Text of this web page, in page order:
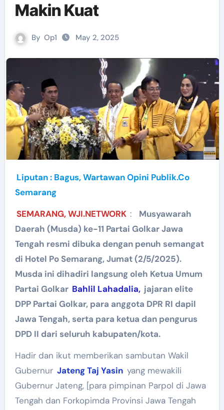
Makin Kuat
By Op1 May 2, 2025
Liputan : Bagus, Wartawan Opini Publik.Co
Semarang
SEMARANG, WJI.NETWORK : Musyawarah
Daerah (Musda) ke-11 Partai Golkar Jawa
Tengah resmi dibuka dengan penuh semangat
di Hotel Po Semarang, Jumat (2/5/2025).
Musda ini dihadiri langsung oleh Ketua Umum
Partai Golkar Bahlil Lahadalia, jajaran elite
DPP Partai Golkar, para anggota DPR RI dapil
Jawa Tengah, serta para ketua dan pengurus
DPD II dari seluruh kabupaten/kota.
Hadir dan ikut memberikan sambutan Wakil
Gubernur Jateng Taj Yasin yang mewakili
Gubernur Jateng, [para pimpinan Parpol di Jawa
Tengah dan Forkopimda Provinsi Jawa Tengah